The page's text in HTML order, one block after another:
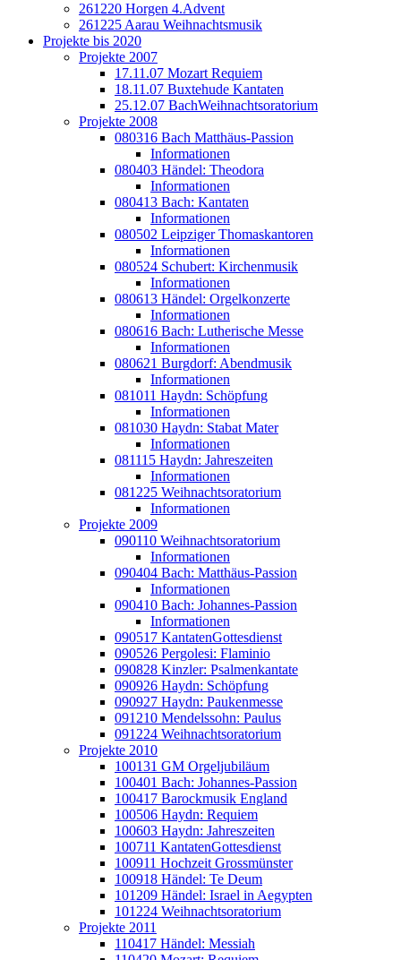
261220 Horgen 4.Advent
261225 Aarau Weihnachtsmusik
Projekte bis 2020
Projekte 2007
17.11.07 Mozart Requiem
18.11.07 Buxtehude Kantaten
25.12.07 BachWeihnachtsoratorium
Projekte 2008
080316 Bach Matthäus-Passion
Informationen
080403 Händel: Theodora
Informationen
080413 Bach: Kantaten
Informationen
080502 Leipziger Thomaskantoren
Informationen
080524 Schubert: Kirchenmusik
Informationen
080613 Händel: Orgelkonzerte
Informationen
080616 Bach: Lutherische Messe
Informationen
080621 Burgdorf: Abendmusik
Informationen
081011 Haydn: Schöpfung
Informationen
081030 Haydn: Stabat Mater
Informationen
081115 Haydn: Jahreszeiten
Informationen
081225 Weihnachtsoratorium
Informationen
Projekte 2009
090110 Weihnachtsoratorium
Informationen
090404 Bach: Matthäus-Passion
Informationen
090410 Bach: Johannes-Passion
Informationen
090517 KantatenGottesdienst
090526 Pergolesi: Flaminio
090828 Kinzler: Psalmenkantate
090926 Haydn: Schöpfung
090927 Haydn: Paukenmesse
091210 Mendelssohn: Paulus
091224 Weihnachtsoratorium
Projekte 2010
100131 GM Orgeljubiläum
100401 Bach: Johannes-Passion
100417 Barockmusik England
100506 Haydn: Requiem
100603 Haydn: Jahreszeiten
100711 KantatenGottesdienst
100911 Hochzeit Grossmünster
100918 Händel: Te Deum
101209 Händel: Israel in Aegypten
101224 Weihnachtsoratorium
Projekte 2011
110417 Händel: Messiah